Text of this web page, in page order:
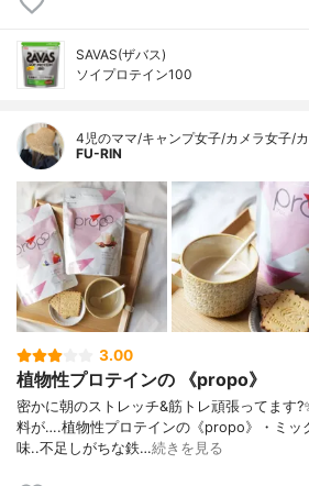
SAVAS(ザバス)
ソイプロテイン100
4児のママ/キャンプ女子/カメラ女子/
FU-RIN
3.00
植物性プロテインの 《propo》
密かに朝のストレッチ&筋トレ頑張ってます
料が….植物性プロテインの《propo》・ミッ
味..不足しがちな鉄…続きを見る